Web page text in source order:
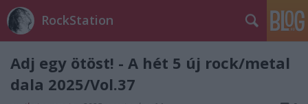
RockStation
Adj egy ötöst! - A hét 5 új rock/metal
dala 2025/Vol.37